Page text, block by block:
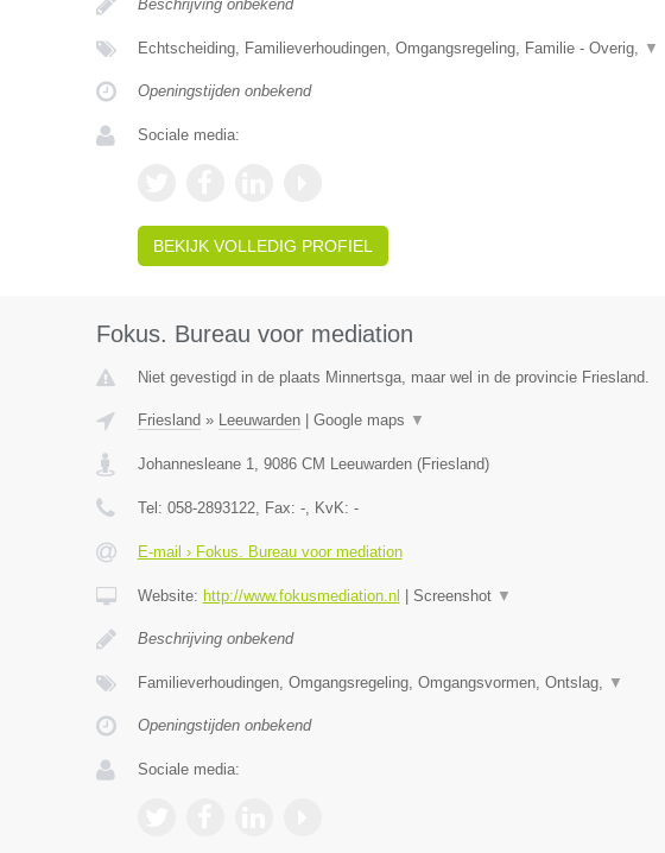
Beschrijving onbekend
Echtscheiding, Familieverhoudingen, Omgangsregeling, Familie - Overig, ▼
Openingstijden onbekend
Sociale media:
BEKIJK VOLLEDIG PROFIEL
Fokus. Bureau voor mediation
Niet gevestigd in de plaats Minnertsga, maar wel in de provincie Friesland.
Friesland » Leeuwarden| Google maps ▼
Johannesleane 1, 9086 CM Leeuwarden(Friesland)
Tel: 058-2893122, Fax: -, KvK: -
E-mail › Fokus. Bureau voor mediation
Website: http://www.fokusmediation.nl Screenshot ▼
Beschrijving onbekend
Familieverhoudingen, Omgangsregeling, Omgangsvormen, Ontslag, ▼
Openingstijden onbekend
Sociale media: